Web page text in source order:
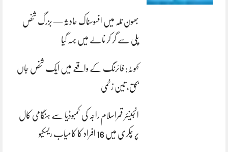
بھون نلہ میں افسوسناک حادثہ — بزرگ شخص
پلی سے گر کر نالے میں بہہ گیا
کہوٹہ: فائرنگ کے واقعے میں ایک شخص جاں
بحق، تین زخمی
انجینئر قمراسلام راجہ کی کمبوڈیا سے ہنگامی کال
پر چکری میں 16 افراد کا کامیاب ریسکیو